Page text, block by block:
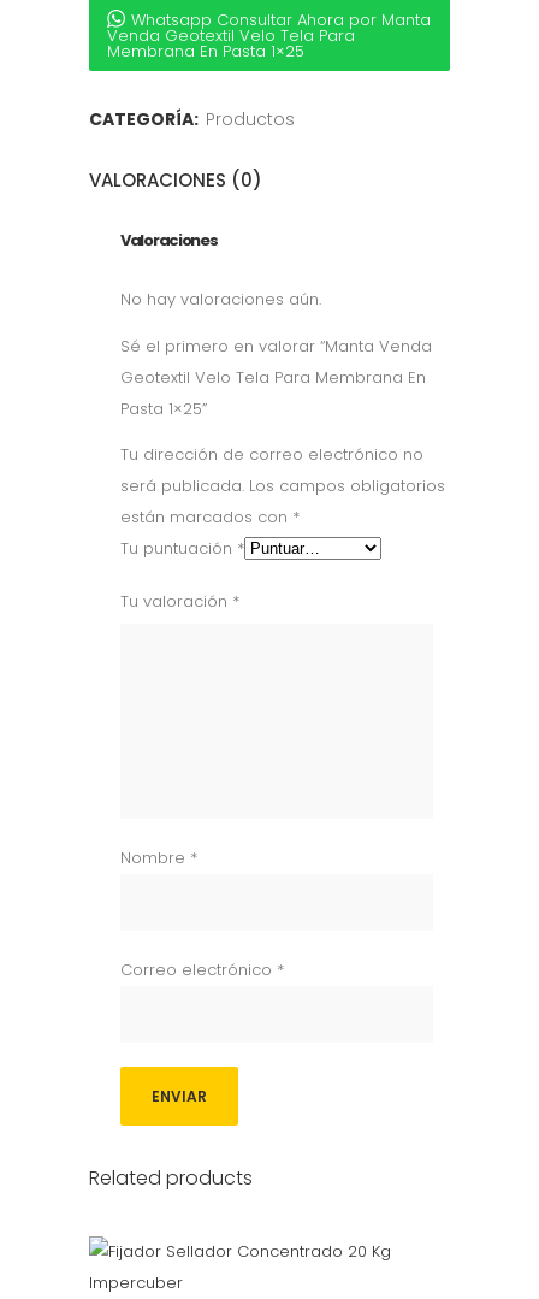
Whatsapp Consultar Ahora por Manta
Venda Geotextil Velo Tela Para
Membrana En Pasta 1×25
CATEGORÍA: Productos
VALORACIONES (0)
Valoraciones
No hay valoraciones aún.
Sé el primero en valorar “Manta Venda
Geotextil Velo Tela Para Membrana En
Pasta 1×25”
Tu dirección de correo electrónico no
será publicada. Los campos obligatorios
están marcados con *
Tu puntuación *
Tu valoración *
Nombre *
Correo electrónico *
Related products